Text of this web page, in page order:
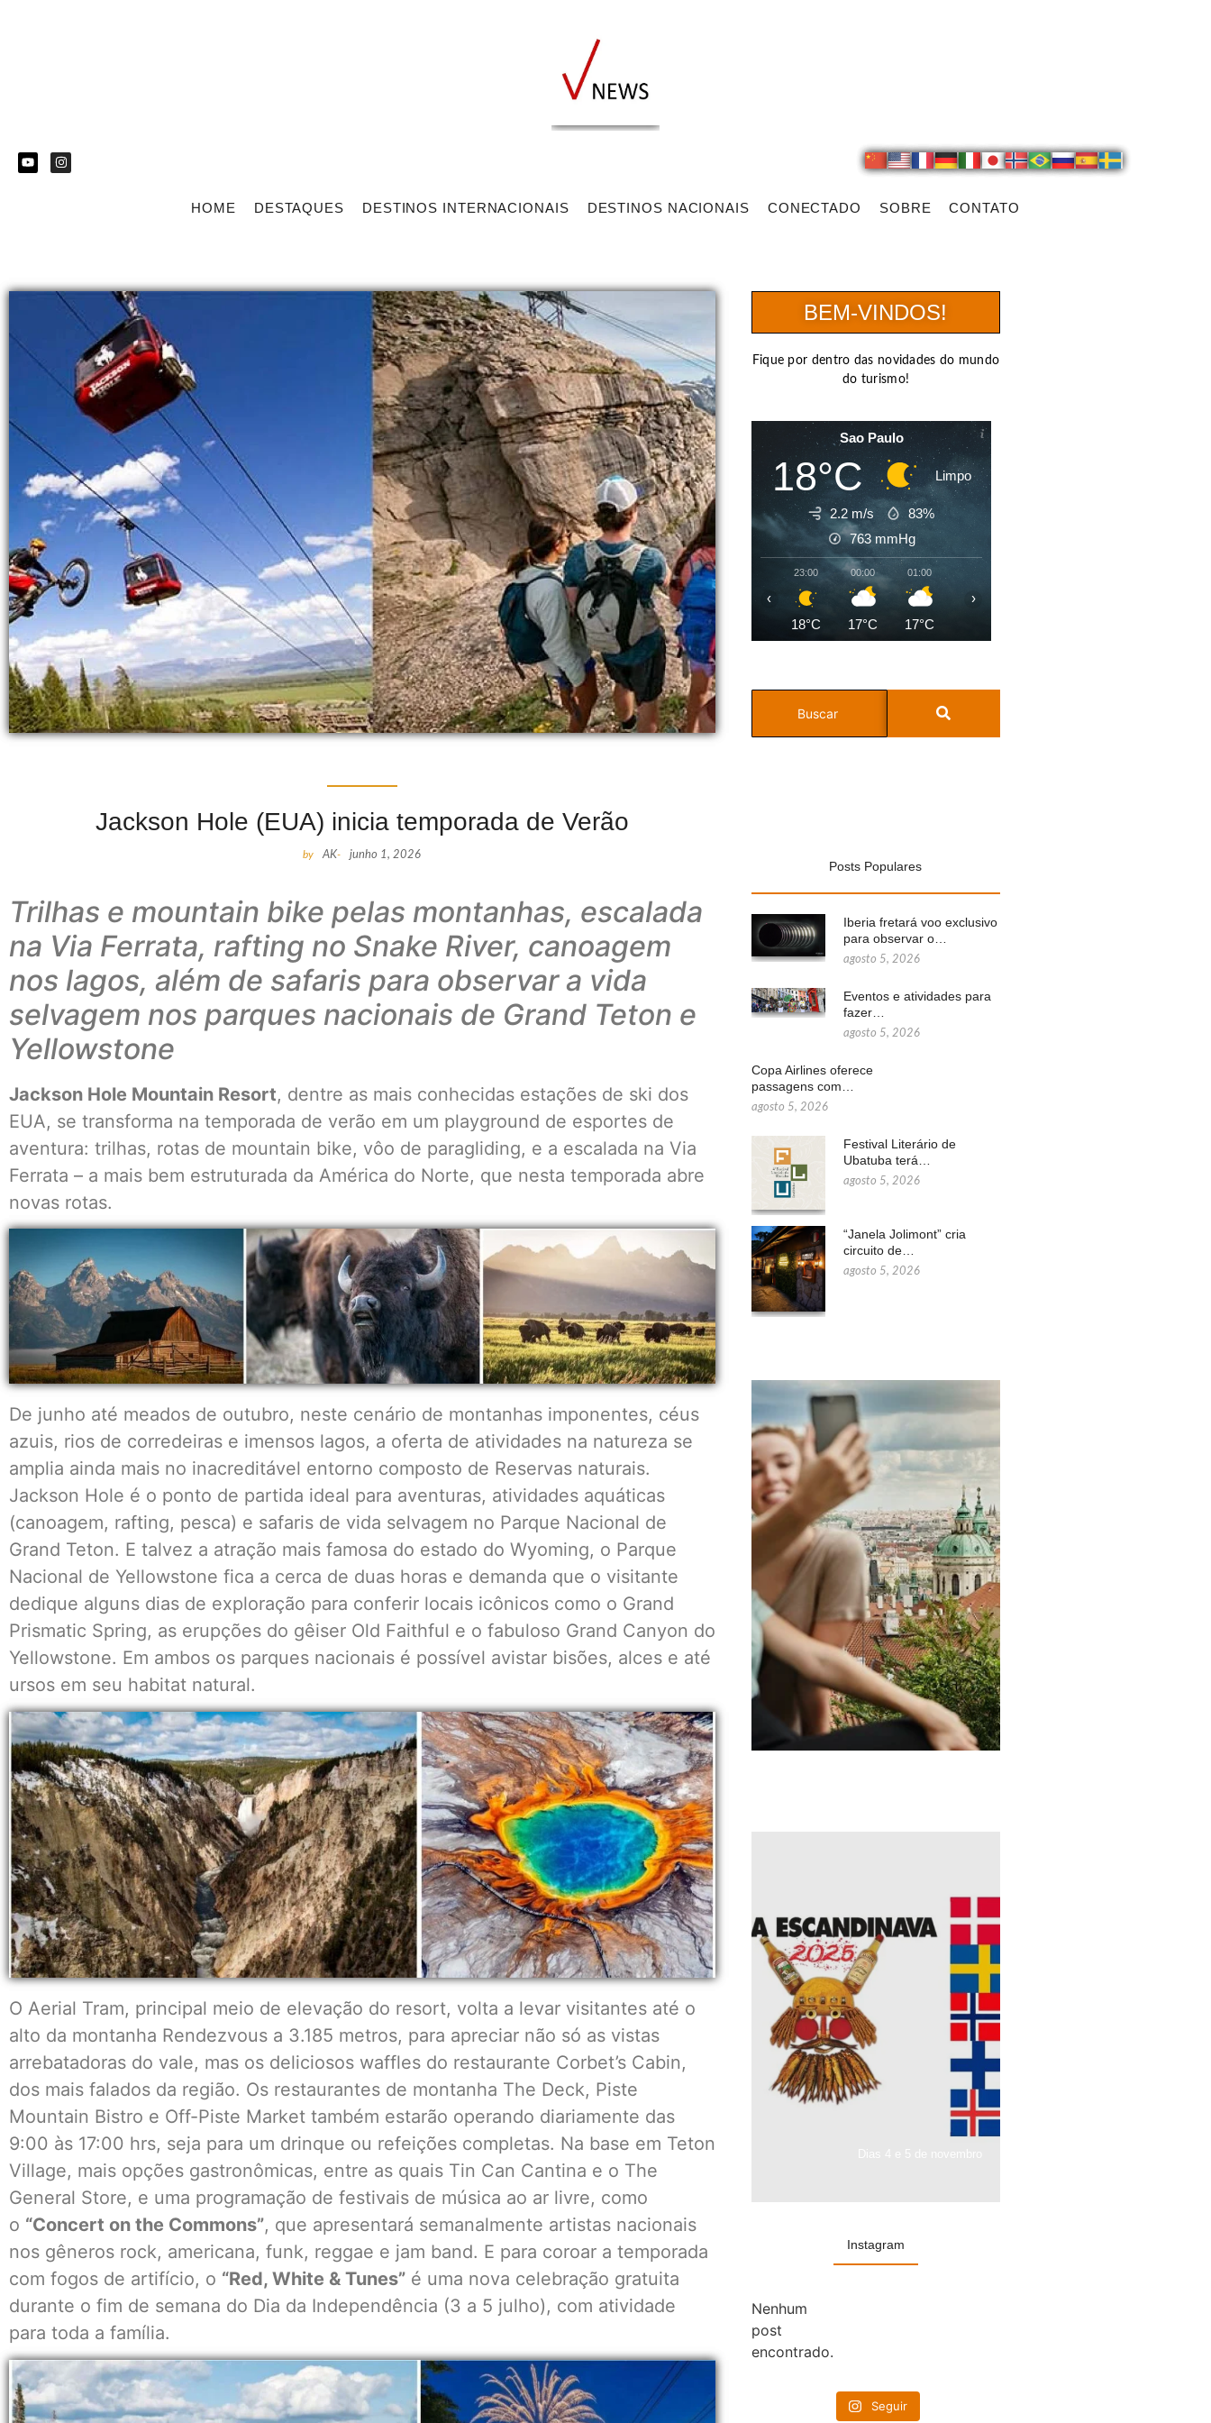
HOME DESTAQUES DESTINOS INTERNACIONAIS DESTINOS NACIONAIS CONECTADO SOBRE CONTATO
Jackson Hole (EUA) inicia temporada de Verão
by AK- junho 1, 2026
Trilhas e mountain bike pelas montanhas, escalada
na Via Ferrata, rafting no Snake River, canoagem
nos lagos, além de safaris para observar a vida
selvagem nos parques nacionais de Grand Teton e
Yellowstone
Jackson Hole Mountain Resort, dentre as mais conhecidas estações de ski dos
EUA, se transforma na temporada de verão em um playground de esportes de
aventura: trilhas, rotas de mountain bike, vôo de paragliding, e a escalada na Via
Ferrata – a mais bem estruturada da América do Norte, que nesta temporada abre
novas rotas.
De junho até meados de outubro, neste cenário de montanhas imponentes, céus
azuis, rios de corredeiras e imensos lagos, a oferta de atividades na natureza se
amplia ainda mais no inacreditável entorno composto de Reservas naturais.
Jackson Hole é o ponto de partida ideal para aventuras, atividades aquáticas
(canoagem, rafting, pesca) e safaris de vida selvagem no Parque Nacional de
Grand Teton. E talvez a atração mais famosa do estado do Wyoming, o Parque
Nacional de Yellowstone fica a cerca de duas horas e demanda que o visitante
dedique alguns dias de exploração para conferir locais icônicos como o Grand
Prismatic Spring, as erupções do gêiser Old Faithful e o fabuloso Grand Canyon do
Yellowstone. Em ambos os parques nacionais é possível avistar bisões, alces e até
ursos em seu habitat natural.
O Aerial Tram, principal meio de elevação do resort, volta a levar visitantes até o
alto da montanha Rendezvous a 3.185 metros, para apreciar não só as vistas
arrebatadoras do vale, mas os deliciosos waffles do restaurante Corbet’s Cabin,
dos mais falados da região. Os restaurantes de montanha The Deck, Piste
Mountain Bistro e Off-Piste Market também estarão operando diariamente das
9:00 às 17:00 hrs, seja para um drinque ou refeições completas. Na base em Teton
Village, mais opções gastronômicas, entre as quais Tin Can Cantina e o The
General Store, e uma programação de festivais de música ao ar livre, como
o “Concert on the Commons”, que apresentará semanalmente artistas nacionais
nos gêneros rock, americana, funk, reggae e jam band. E para coroar a temporada
com fogos de artifício, o “Red, White & Tunes” é uma nova celebração gratuita
durante o fim de semana do Dia da Independência (3 a 5 julho), com atividade
para toda a família.
BEM-VINDOS!
Fique por dentro das novidades do mundo
do turismo!
Sao Paulo
18°C Limpo
2.2 m/s
83%
763 mmHg
23:00
18°C
00:00
17°C
01:00
17°C
‹ ›
Posts Populares
Iberia fretará voo exclusivo
para observar o…
agosto 5, 2026
Eventos e atividades para
fazer…
agosto 5, 2026
Copa Airlines oferece
passagens com…
agosto 5, 2026
Festival Literário de
Ubatuba terá…
agosto 5, 2026
“Janela Jolimont” cria
circuito de…
agosto 5, 2026
Instagram
Nenhum
post
encontrado.
Seguir